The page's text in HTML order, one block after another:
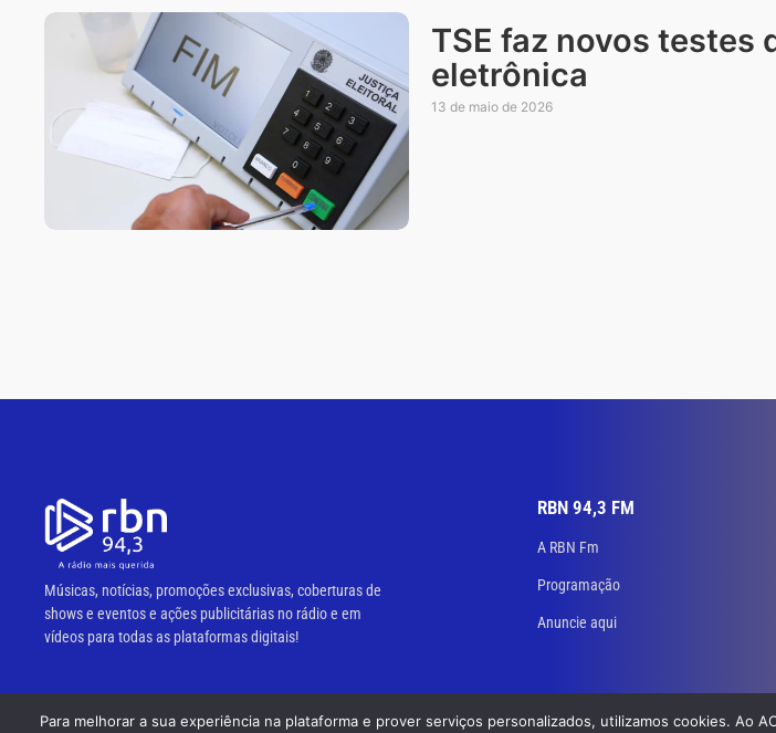
TSE faz novos testes
eletrônica
13 de maio de 2026
Músicas, notícias, promoções exclusivas, coberturas de
shows e eventos e ações publicitárias no rádio e em
vídeos para todas as plataformas digitais!
RBN 94,3 FM
A RBN Fm
Programação
Anuncie aqui
© 2023 RBN 94,3 FM. Todos os direitos reservados. Desenvolvido por GB
Para melhorar a sua experiência na plataforma e prover serviços personalizados, utilizamos cookies. Ao